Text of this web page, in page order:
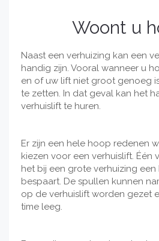
Woont u
Naast een verhuizing kan een
handig zijn. Vooral wanneer u
en of uw lift niet groot genoeg
te zetten. In dat geval kan het
verhuislift te huren.
Er zijn een hele hoop redenen
kiezen voor een verhuislift. Één
het bij een grote verhuizing
bespaart. De spullen kunnen
op de verhuislift worden gezet
time leeg.